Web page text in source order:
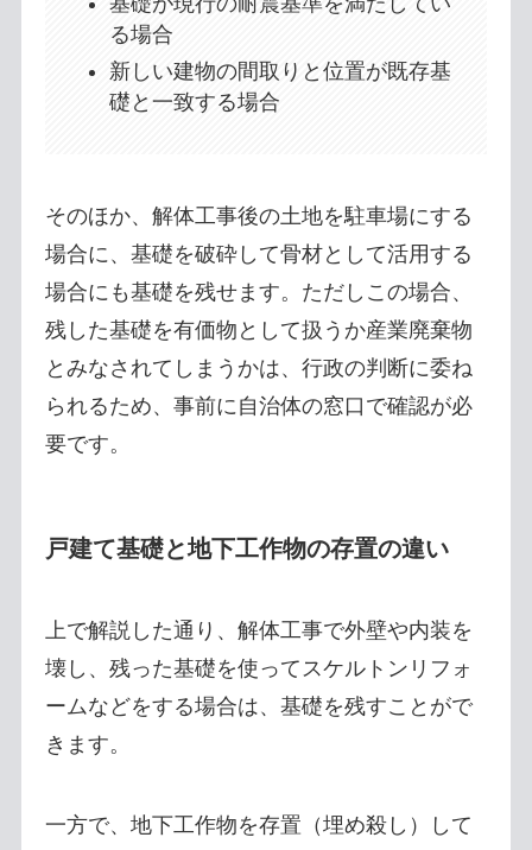
る場合
新しい建物の間取りと位置が既存基
礎と一致する場合
そのほか、解体工事後の土地を駐車場にする
場合に、基礎を破砕して骨材として活用する
場合にも基礎を残せます。ただしこの場合、
残した基礎を有価物として扱うか産業廃棄物
とみなされてしまうかは、行政の判断に委ね
られるため、事前に自治体の窓口で確認が必
要です。
戸建て基礎と地下工作物の存置の違い
上で解説した通り、解体工事で外壁や内装を
壊し、残った基礎を使ってスケルトンリフォ
ームなどをする場合は、基礎を残すことがで
きます。
一方で、地下工作物を存置（埋め殺し）して